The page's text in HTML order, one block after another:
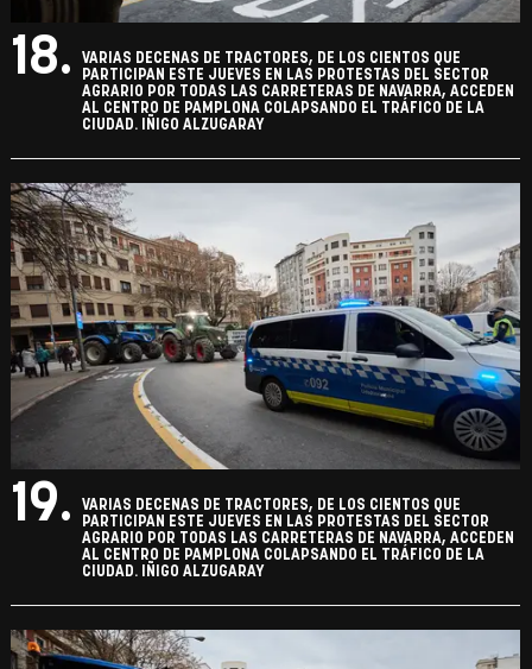
18.
VARIAS DECENAS DE TRACTORES, DE LOS CIENTOS QUE
PARTICIPAN ESTE JUEVES EN LAS PROTESTAS DEL SECTOR
AGRARIO POR TODAS LAS CARRETERAS DE NAVARRA, ACCEDEN
AL CENTRO DE PAMPLONA COLAPSANDO EL TRÁFICO DE LA
CIUDAD. IÑIGO ALZUGARAY
19.
VARIAS DECENAS DE TRACTORES, DE LOS CIENTOS QUE
PARTICIPAN ESTE JUEVES EN LAS PROTESTAS DEL SECTOR
AGRARIO POR TODAS LAS CARRETERAS DE NAVARRA, ACCEDEN
AL CENTRO DE PAMPLONA COLAPSANDO EL TRÁFICO DE LA
CIUDAD. IÑIGO ALZUGARAY